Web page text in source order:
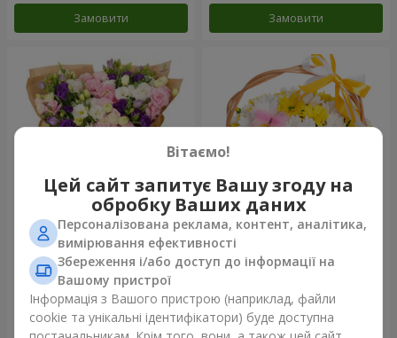
Замовити Замовити
15 різнокольорових еустом
3 199 грн
Замовити
Кошик "Сонечко"
Замовити
Вітаємо!
Цей сайт запитує Вашу згоду на
обробку Ваших даних
Персоналізована реклама, контент, аналітика,
вимірювання ефективності
Збереження і/або доступ до інформації на
Вашому пристрої
Інформація з Вашого пристрою (наприклад, файли
cookie та унікальні ідентифікатори) буде доступна